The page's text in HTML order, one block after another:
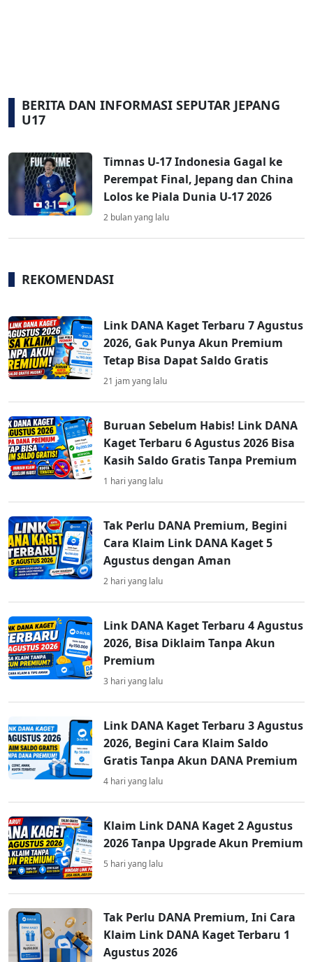
BERITA DAN INFORMASI SEPUTAR JEPANG
U17
Timnas U-17 Indonesia Gagal ke
Perempat Final, Jepang dan China
Lolos ke Piala Dunia U-17 2026
2 bulan yang lalu
REKOMENDASI
Link DANA Kaget Terbaru 7 Agustus
2026, Gak Punya Akun Premium
Tetap Bisa Dapat Saldo Gratis
21 jam yang lalu
Buruan Sebelum Habis! Link DANA
Kaget Terbaru 6 Agustus 2026 Bisa
Kasih Saldo Gratis Tanpa Premium
1 hari yang lalu
Tak Perlu DANA Premium, Begini
Cara Klaim Link DANA Kaget 5
Agustus dengan Aman
2 hari yang lalu
Link DANA Kaget Terbaru 4 Agustus
2026, Bisa Diklaim Tanpa Akun
Premium
3 hari yang lalu
Link DANA Kaget Terbaru 3 Agustus
2026, Begini Cara Klaim Saldo
Gratis Tanpa Akun DANA Premium
4 hari yang lalu
Klaim Link DANA Kaget 2 Agustus
2026 Tanpa Upgrade Akun Premium
5 hari yang lalu
Tak Perlu DANA Premium, Ini Cara
Klaim Link DANA Kaget Terbaru 1
Agustus 2026